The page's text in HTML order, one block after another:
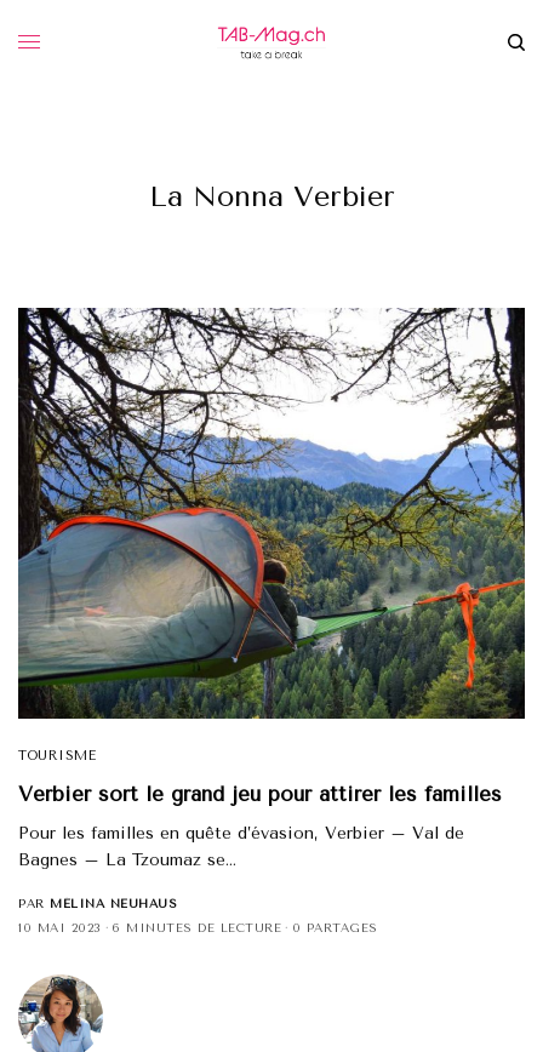
La Nonna Verbier
TOURISME
Verbier sort le grand jeu pour attirer les familles
Pour les familles en quête d’évasion, Verbier – Val de
Bagnes – La Tzoumaz se…
PAR MÉLINA NEUHAUS
10 MAI 2023
6 MINUTES DE LECTURE 0 PARTAGES